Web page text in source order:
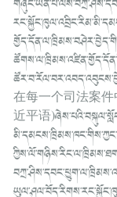
在每一个司法案
近平语